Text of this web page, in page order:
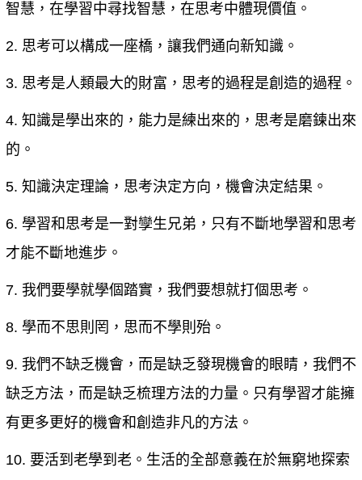
智慧，在學習中尋找智慧，在思考中體現價值。
2. 思考可以構成一座橋，讓我們通向新知識。
3. 思考是人類最大的財富，思考的過程是創造的過程。
4. 知識是學出來的，能力是練出來的，思考是磨鍊出來
的。
5. 知識決定理論，思考決定方向，機會決定結果。
6. 學習和思考是一對孿生兄弟，只有不斷地學習和思考
才能不斷地進步。
7. 我們要學就學個踏實，我們要想就打個思考。
8. 學而不思則罔，思而不學則殆。
9. 我們不缺乏機會，而是缺乏發現機會的眼睛，我們不
缺乏方法，而是缺乏梳理方法的力量。只有學習才能擁
有更多更好的機會和創造非凡的方法。
10. 要活到老學到老。生活的全部意義在於無窮地探索